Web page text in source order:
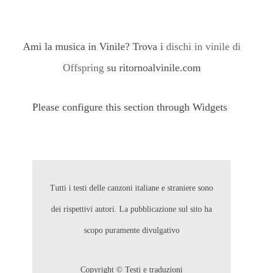
Ami la musica in Vinile? Trova i dischi in vinile di
Offspring su ritornoalvinile.com
Please configure this section through Widgets
Tutti i testi delle canzoni italiane e straniere sono
dei rispettivi autori. La pubblicazione sul sito ha
scopo puramente divulgativo
Copyright © Testi e traduzioni